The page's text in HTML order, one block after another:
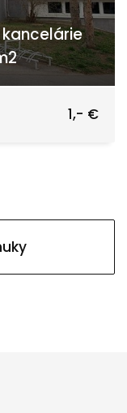
kancelárie
1,- €